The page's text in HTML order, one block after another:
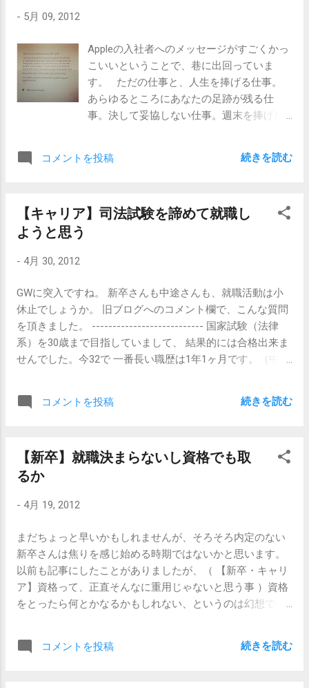
は、○○と言った方がいいよ。」と、具体的ですが、理由が
いのか？なぜ、それをしなければならないのか？理由は全
て、「ボスを怒らせるから」に起因しますが、それを明確
には伝えません。彼自信にも、プライドがあるからです。
彼は、ボスを恐れているのではなく、調和を重んじるから
こそアドバイスしているだけだからです。 こうして数年が
からです。特に初めて勤める会社であったりすると、なお
しかすると自分が甘いだけで、世間的にはこういう会社は
普通なのかもしれない、という不安が入り交じることとな
ります。 だからこそ、一般的な基準で考えてその企業が
ブラックなのであれば、とてもスッキリです。会社がおか
しいのだから、自分は悪くないのです。思いわずらう必要
だけ波風を立てずに、耳を塞ぎ目を閉じて、ひっそりと仕
事をしていくだけです。 一般的な基準で言うところのブラ
はまずありません。儲かってないわけではないのに給料が
払われないとか、残業は絶対に申請するなと明言されてい
すね。 その反面、周囲からはブラック企業だとは思われて
いないものの、その内情は実は真っ黒なブラック企業とい
うものも存在します。 ブラック企業がブラック企業たる明
確な一線は超えていないものの、「なんとなく」ブラッ
ク、という曖昧なラインに位置するので、「雰囲気ブラッ
ク」と呼んでいます。 長くなって来たので、雰囲気ブラッ
ク企業の話はまた後日に。 【関連記事】 【新卒・キャリ
- 5月 09, 2012
Appleの入社者へのメッセージがすごくかっ
こいいということで、巷に出回っていま
す。 ただの仕事と、人生を捧げる仕事。
あらゆるところにあなたの足跡が残る仕
事。決して妥協しない仕事。週末を捧げた
は来ません。深淵まで泳ぎきりたい人が来
は決して起こりえない何か。 ようこそ、
業が同じ事を言っても、説得力はありませ
ん。私が今勤めている会社からこんなメッ
セージを渡されたら、「身の程を知りやが
れ」と悪態つくと思います。 「週末を捧げ
ろ」という会社は多いです。身を粉にして
週末を、人生を捧げても構わないと思える
が、個人的には、記事タイトルにしたとお
せんし、家族かもしれません。 何にだった
ら自分を捧げても構わないのか、それを見
つけることが自分らしさの第一歩なのだろ
うと思います。 何かに夢中になれる人生が
いいですよね。 私は、他に何も見つからな
かったので、仕事を頑張っている人生で
事】 【新卒・キャリア】「仕事なんて、食
コメントを投稿 続きを読む
【キャリア】司法試験を諦めて就職し
ようと思う
- 4月 30, 2012
GWに突入ですね。 新卒さんも中途さんも、就職活動は小
休止でしょうか。 旧ブログへのコメント欄で、こんな質問
を頂きました。 --------------------------- 国家試験（法律
系）を30歳まで目指していまして、 結果的には合格出来ま
せんでした。今32で 一番長い職歴は1年1ヶ月です。（中
でどのような仕事をし、結果を残してきたかを誇張して 書
いていますが、面接には呼ばれません。 このような経歴
応募だったのか忘れてしまいましたが、採用担当になりた
ての頃に、司法試験を諦めた方の面接をしたことがありま
た。 当時、私は周囲に司法試験を目指す人もいなかったの
ものなのかよく理解できず、その点について色々と面接の
中で質問をしました。 「なぜ諦めたのですか？」 「未練は
ないのですか？」 「司法試験を諦めた今、どういうことを
されたいと思っていますか？」… 面接が終わった後で、上
司にこう戒められました。 「あのね、君みたいなのんきな
司法試験を志すっていうのは、本当につらいことなんだ
よ。彼は、30歳？（面接に来られたのは、ちょうどその頃
コメントを投稿 続きを読む
【新卒】就職決まらないし資格でも取
るか
- 4月 19, 2012
まだちょっと早いかもしれませんが、そろそろ内定のない
新卒さんは焦りを感じ始める時期ではないかと思います。
以前も記事にしたことがありましたが、（ 【新卒・キャリ
ア】資格って、正直そんなに重用じゃないと思う事 ）資格
をとったら何とかなるかもしれない、というのは幻想で
してしまいそうになりますが、それは幻想なのです。資格
コメントを投稿 続きを読む